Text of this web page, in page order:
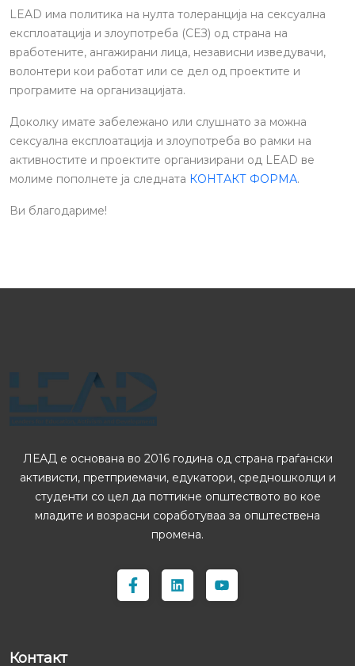
LEAD има политика на нулта толеранција на сексуална
експлоатација и злоупотреба (СЕЗ) од страна на
вработените, ангажирани лица, независни изведувачи,
волонтери кои работат или се дел од проектите и
програмите на организацијата.
Доколку имате забележано или слушнато за можна
сексуална експлоатација и злоупотреба во рамки на
активностите и проектите организирани од LEAD ве
молиме пополнете ја следната КОНТАКТ ФОРМА.
Ви благодариме!
ЛЕАД е основана во 2016 година од страна граѓански
активисти, претприемачи, едукатори, средношколци и
студенти со цел да поттикне општеството во кое
младите и возрасни соработуваа за општествена
промена.
Контакт